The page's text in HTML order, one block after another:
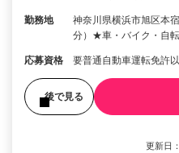
勤務地
神奈川県横浜市旭区本
分）★車・バイク・自転
応募資格 要普通自動車運転免許
後で見る
更新日